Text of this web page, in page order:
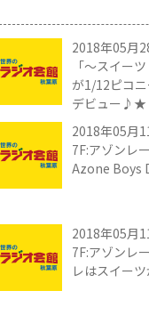
2018年05月
「～スイー
が1/12ピコ
デビュー♪★
2018年05月
7F:アゾンレ
Azone Boys
2018年05月
7F:アゾンレ
レはスイー